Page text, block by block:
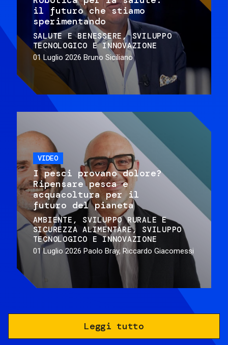
il futuro che stiamo
sperimentando
SALUTE E BENESSERE
SVILUPPO
TECNOLOGICO E INNOVAZIONE
01 Luglio 2026 Bruno Siciliano
VIDEO
I pesci provano dolore?
Ripensare pesca e
acquacoltura per il
futuro del pianeta
AMBIENTE
SVILUPPO RURALE E
SICUREZZA ALIMENTARE
SVILUPPO
TECNOLOGICO E INNOVAZIONE
01 Luglio 2026 Paolo Bray, Riccardo Giacomessi
Leggi tutto